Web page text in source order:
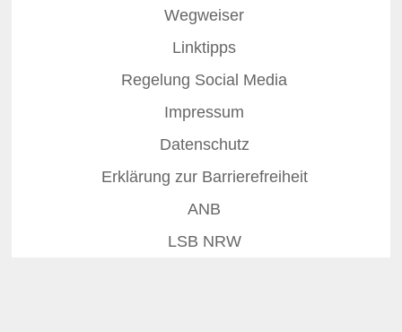
Wegweiser
Linktipps
Regelung Social Media
Impressum
Datenschutz
Erklärung zur Barrierefreiheit
ANB
LSB NRW